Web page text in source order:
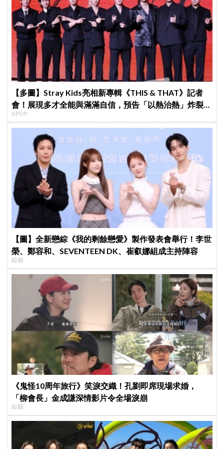
【多圖】Stray Kids亮相新專輯《THIS & THAT》記者
會！展現多才全能與滿滿自信，預告「以熱治熱」炸裂夏
日音樂圈
KPOP
【圖】全新戀綜《我的剩餘戀愛》製作發表會舉行！李世
榮、鄭容和、SEVENTEEN DK、崔叡娜組成主持陣容
綜藝
《鬼怪10周年旅行》笑淚交織！孔劉即席現場求婚，
「柳會長」金成謙深情影片令全場淚崩
綜藝